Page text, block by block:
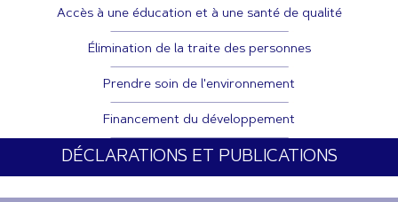
Accès à une éducation et à une santé de qualité
Élimination de la traite des personnes
Prendre soin de l'environnement
Financement du développement
DÉCLARATIONS ET PUBLICATIONS